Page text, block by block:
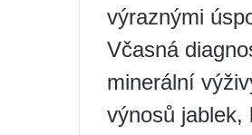
výraznými
Včasná
minerální
výnosů jablek,